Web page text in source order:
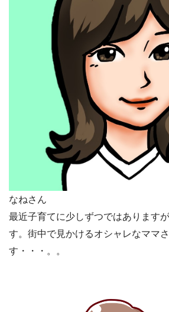
なねさん
最近子育てに少しずつではあります
す。 街中で見かけるオシャレなママ
す・・・。
。